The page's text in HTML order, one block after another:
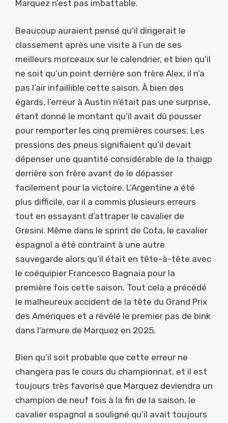
Marquez n’est pas imbattable.
Beaucoup auraient pensé qu’il dirigerait le
classement après une visite à l’un de ses
meilleurs morceaux sur le calendrier, et bien qu’il
ne soit qu’un point derrière son frère Alex, il n’a
pas l’air infaillible cette saison. À bien des
égards, l’erreur à Austin n’était pas une surprise,
étant donné le montant qu’il avait dû pousser
pour remporter les cinq premières courses. Les
pressions des pneus signifiaient qu’il devait
dépenser une quantité considérable de la thaigp
derrière son frère avant de le dépasser
facilement pour la victoire. L’Argentine a été
plus difficile, car il a commis plusieurs erreurs
tout en essayant d’attraper le cavalier de
Gresini. Même dans le sprint de Cota, le cavalier
espagnol a été contraint à une autre
sauvegarde alors qu’il était en tête-à-tête avec
le coéquipier Francesco Bagnaia pour la
première fois cette saison. Tout cela a précédé
le malheureux accident de la tête du Grand Prix
des Amériques et a révélé le premier pas de bink
dans l’armure de Marquez en 2025.
Bien qu’il soit probable que cette erreur ne
changera pas le cours du championnat, et il est
toujours très favorisé que Marquez deviendra un
champion de neuf fois à la fin de la saison, le
cavalier espagnol a souligné qu’il avait toujours